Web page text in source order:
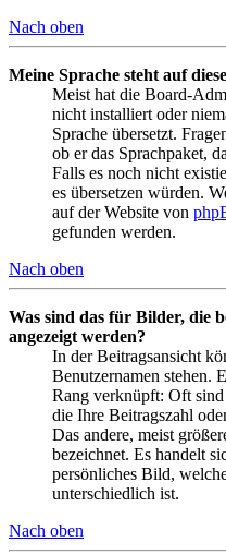
Nach oben
Meine Sprache steht auf
Meist hat die Board-
nicht installiert oder
Sprache übersetzt.
ob er das Sprachpaket,
Falls es noch nicht
es übersetzen würden.
auf der Website von
gefunden werden.
Nach oben
Was sind das für Bilder, die
angezeigt werden?
In der Beitragsansicht
Benutzernamen stehen.
Rang verknüpft: Oft sind
die Ihre Beitragszahl
Das andere, meist
bezeichnet. Es handelt
persönliches Bild,
unterschiedlich ist.
Nach oben